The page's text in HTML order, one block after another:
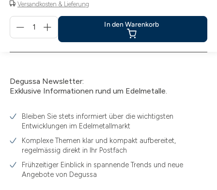
Versandkosten & Lieferung
In
Warenkorb
In den Warenkorb
Degussa Newsletter:
Exklusive Informationen rund um Edelmetalle.
Bleiben Sie stets informiert über die wichtigsten
Entwicklungen im Edelmetallmarkt
Komplexe Themen klar und kompakt aufbereitet,
regelmässig direkt in Ihr Postfach
Frühzeitiger Einblick in spannende Trends und neue
Angebote von Degussa